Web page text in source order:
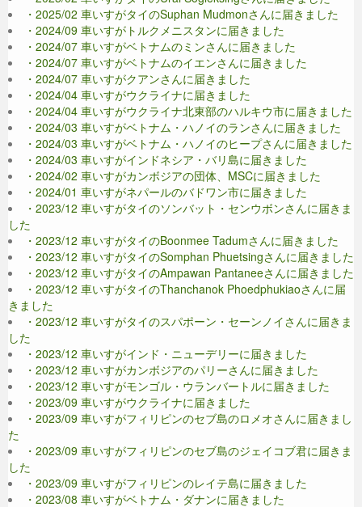
・2025/02 車いすがタイのSuphan Mudmonさんに届きました
・2024/09 車いすがトルクメニスタンに届きました
・2024/07 車いすがベトナムのミンさんに届きました
・2024/07 車いすがベトナムのイエンさんに届きました
・2024/07 車いすがクアンさんに届きました
・2024/04 車いすがウクライナに届きました
・2024/04 車いすがウクライナ北東部のハルキウ市に届きました
・2024/03 車いすがベトナム・ハノイのランさんに届きました
・2024/03 車いすがベトナム・ハノイのヒープさんに届きました
・2024/03 車いすがインドネシア・バリ島に届きました
・2024/02 車いすがカンボジアの団体、MSCに届きました
・2024/01 車いすがネパールのバドワン市に届きました
・2023/12 車いすがタイのソンバット・センウボンさんに届きま
した
・2023/12 車いすがタイのBoonmee Tadumさんに届きました
・2023/12 車いすがタイのSomphan Phuetsingさんに届きました
・2023/12 車いすがタイのAmpawan Pantaneeさんに届きました
・2023/12 車いすがタイのThanchanok Phoedphukiaoさんに届
きました
・2023/12 車いすがタイのスパポーン・セーンノイさんに届きま
した
・2023/12 車いすがインド・ニューデリーに届きました
・2023/12 車いすがカンボジアのパリーさんに届きました
・2023/12 車いすがモンゴル・ウランバートルに届きました
・2023/09 車いすがウクライナに届きました
・2023/09 車いすがフィリピンのセブ島のロメオさんに届きまし
た
・2023/09 車いすがフィリピンのセブ島のジェイコブ君に届きま
した
・2023/09 車いすがフィリピンのレイテ島に届きました
・2023/08 車いすがベトナム・ダナンに届きました